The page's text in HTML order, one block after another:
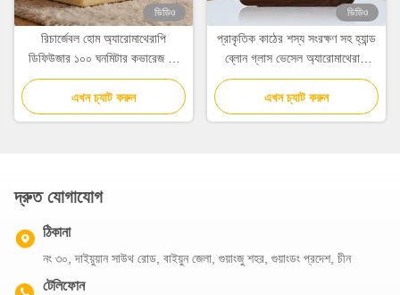
ভিডিও
রিচার্জেবল হোম অ্যারোমাথেরাপি
ডিফিউজার ১০০ ঘনমিটার কভারেজ সহ
স্বাধীন আলো নিয়ন্ত্রণ
এখন চ্যাট করুন
ভিডিও
প্রাকৃতিক কাঠের শস্য সংরক্ষণ সহ হ্যান্ড
ব্লোন গ্লাস ভেসেল অ্যারোমাথেরাপি
অ্যারোমা ডিফিউজার
এখন চ্যাট করুন
দ্রুত যোগাযোগ
ঠিকানা
নং ৩০, দাইয়ুয়ান সাউথ রোড, বাইয়ুন জেলা, গুয়াংজু শহর, গুয়াংডং প্রদেশ, চীন
টেলিফোন